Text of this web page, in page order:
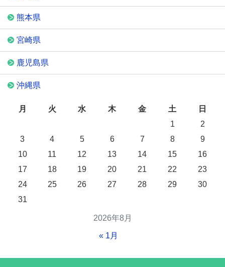
熊本県
宮崎県
鹿児島県
沖縄県
2026年8月
月 火 水 木 金 土
日
1
2
3
4 5 6 7 8
9
10
11 12 13 14 15
16
17
18 19 20 21 22
23
24
25 26 27 28 29
30
31
« 1月